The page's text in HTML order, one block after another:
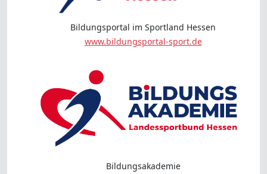
Bildungsportal im Sportland Hessen
www.bildungsportal-sport.de
Bildungsakademie